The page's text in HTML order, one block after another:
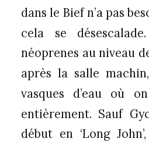
dans le Bief n’a pas
cela se
néoprenes au niveau
après la salle
vasques d’eau où
entièrement. Sauf
début en ‘Long